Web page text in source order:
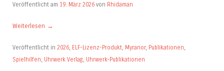
Veröffentlicht am 19. März 2026 von Rhidaman
Weiterlesen →
Veröffentlicht in 2026, ELF-Lizenz-Produkt, Myranor, Publikationen,
Spielhilfen, Uhrwerk Verlag, Uhrwerk-Publikationen